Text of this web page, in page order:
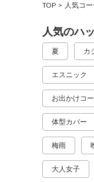
TOP 人気コ
人気のハ
夏 カ
エスニック
お出かけコ
体型カバー
梅雨
大人女子